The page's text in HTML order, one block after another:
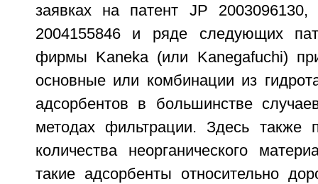
заявках на патент JP
2004155846 и ряде следующих
фирмы Kaneka (или Kanegafuchi)
основные или комбинации из
адсорбентов в большинстве
методах фильтрации. Здесь также
количества неорганического
такие адсорбенты относительно